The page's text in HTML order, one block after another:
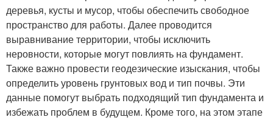
деревья, кусты и мусор, чтобы обеспечить свободное
пространство для работы. Далее проводится
выравнивание территории, чтобы исключить
неровности, которые могут повлиять на фундамент.
Также важно провести геодезические изыскания, чтобы
определить уровень грунтовых вод и тип почвы. Эти
данные помогут выбрать подходящий тип фундамента и
избежать проблем в будущем. Кроме того, на этом этапе